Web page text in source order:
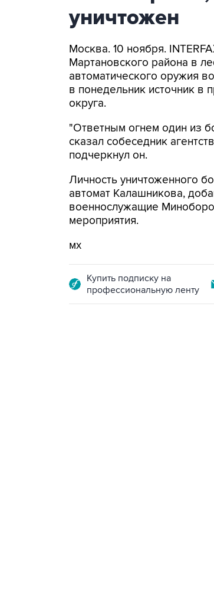
уничтожен
Москва. 10 ноября.
Мартановского района в
автоматического оружия
в понедельник источник в
округа.
"Ответным огнем один из
сказал собеседник
подчеркнул он.
Личность уничтоженного
автомат Калашникова,
военнослужащие
мероприятия.
мх
Купить подписку на
профессиональную ленту